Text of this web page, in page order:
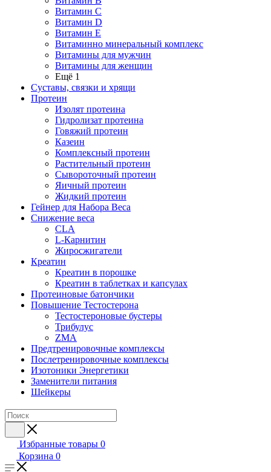
Витамин C
Витамин D
Витамин E
Витаминно минеральный комплекс
Витамины для мужчин
Витамины для женщин
Ещё 1
Суставы, связки и хрящи
Протеин
Изолят протеина
Гидролизат протеина
Говяжий протеин
Казеин
Комплексный протеин
Растительный протеин
Сывороточный протеин
Яичный протеин
Жидкий протеин
Гейнер для Набора Веса
Снижение веса
CLA
L-Карнитин
Жиросжигатели
Креатин
Креатин в порошке
Креатин в таблетках и капсулах
Протеиновые батончики
Повышение Тестостерона
Тестостероновые бустеры
Трибулус
ZMA
Предтренировочные комплексы
Послетренировочные комплексы
Изотоники Энергетики
Заменители питания
Шейкеры
Избранные товары 0
Корзина 0